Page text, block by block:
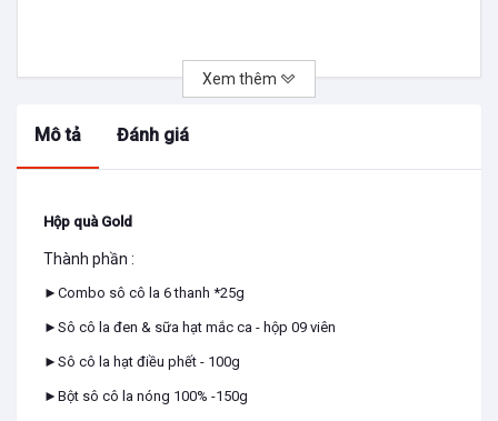
Xem thêm
Mô tả Đánh giá
Hộp quà Gold
Thành phần :
►Combo sô cô la 6 thanh *25g
►Sô cô la đen & sữa hạt mắc ca - hộp 09 viên
►Sô cô la hạt điều phết - 100g
►Bột sô cô la nóng 100% -150g